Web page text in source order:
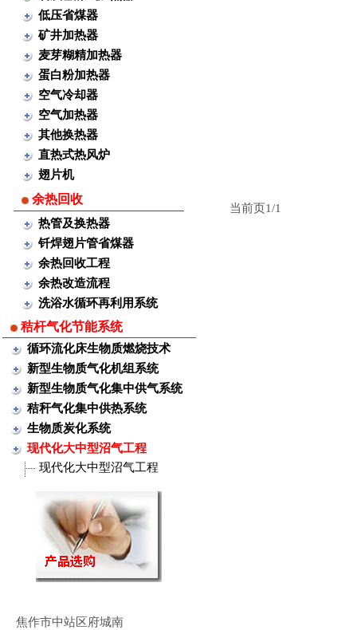
低压省煤器
矿井加热器
麦芽糊精加热器
蛋白粉加热器
空气冷却器
空气加热器
其他换热器
直热式热风炉
翅片机
余热回收
热管及换热器
钎焊翅片管省煤器
余热回收工程
余热改造流程
洗浴水循环再利用系统
秸杆气化节能系统
循环流化床生物质燃烧技术
新型生物质气化机组系统
新型生物质气化集中供气系统
秸秆气化集中供热系统
生物质炭化系统
现代化大中型沼气工程
现代化大中型沼气工程
焦作市中站区府城南
当前页1/1